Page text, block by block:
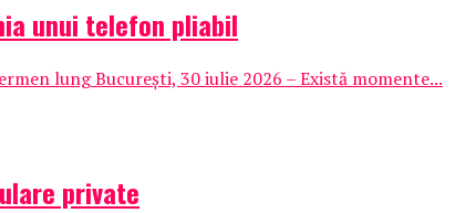
unui telefon pliabil
lung București, 30 iulie 2026 – Există momente...
private